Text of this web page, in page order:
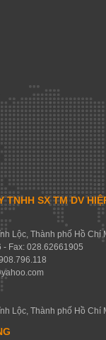
TNHH SX TM DV
Lộc, Thành phố Hồ Chí
Fax: 028.62661905
Lộc, Thành phố Hồ Chí